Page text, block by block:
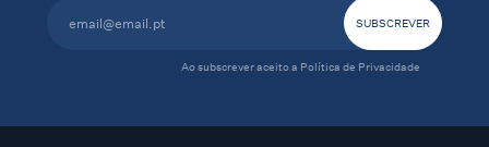
Ao subscrever aceito a Política de Privacidade